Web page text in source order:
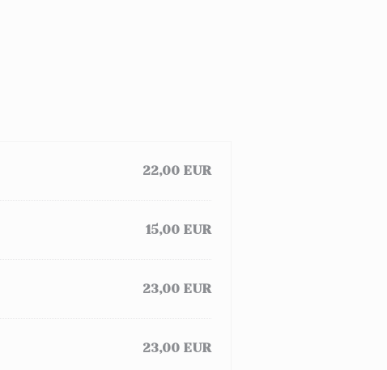
22,00 EUR
15,00 EUR
23,00 EUR
23,00 EUR